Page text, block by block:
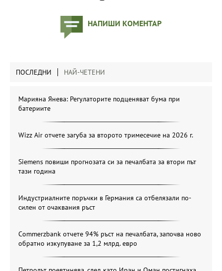
НАПИШИ КОМЕНТАР
ПОСЛЕДНИ НАЙ-ЧЕТЕНИ
Марияна Янева: Регулаторите подценяват бума при
батериите
Wizz Air отчете загуба за второто тримесечие на 2026 г.
Siemens повиши прогнозата си за печалбата за втори път
тази година
Индустриалните поръчки в Германия са отбелязали по-
силен от очаквания ръст
Commerzbank отчете 94% ръст на печалбата, започва ново
обратно изкупуване за 1,2 млрд. евро